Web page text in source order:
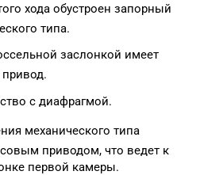
хода обустроен запорный
типа.
заслонкой имеет
с диафрагмой.
механического типа
приводом, что ведет к
первой камеры.